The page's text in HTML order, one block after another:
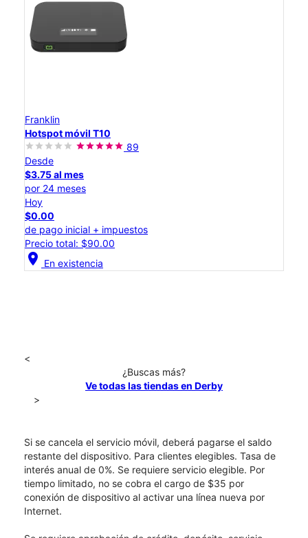
Franklin
Hotspot móvil T10
89
Desde
$3.75 al mes
por 24 meses
Hoy
$0.00
de pago inicial + impuestos
Precio total: $90.00
location_on En existencia
<
¿Buscas más?
Ve todas las tiendas en Derby
>
Si se cancela el servicio móvil, deberá pagarse el saldo
restante del dispositivo. Para clientes elegibles. Tasa de
interés anual de 0%. Se requiere servicio elegible. Por
tiempo limitado, no se cobra el cargo de $35 por
conexión de dispositivo al activar una línea nueva por
Internet.